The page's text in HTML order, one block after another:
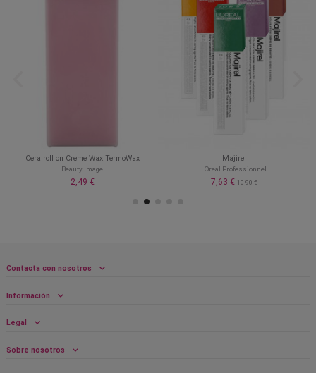
Cera roll on Creme Wax TermoWax
Beauty Image
2,49 €
Majirel
LOreal Professionnel
7,63 €10,90 €
Contacta con nosotros
Información
Legal
Sobre nosotros